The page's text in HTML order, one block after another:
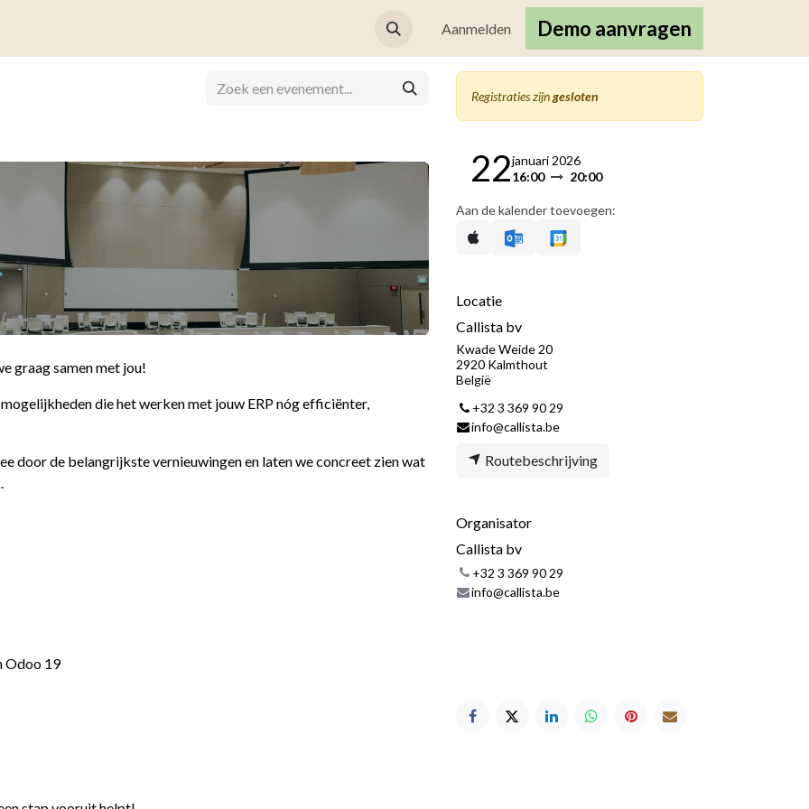
Evenementen Aanmelden Demo aanvragen
graag samen met jou!
die het werken met jouw ERP nóg efficiënter,
door de belangrijkste vernieuwingen en laten we concreet zien wat
Odoo 19
Registraties zijngesloten
22januari 2026
16:00
20:00
Aan de kalender toevoegen:
Locatie
Callista bv
Kwade Weide 20
2920 Kalmthout
België
+32 3 369 90 29
info@callista.be
Routebeschrijving
Organisator
Callista bv
+32 3 369 90 29
info@callista.be